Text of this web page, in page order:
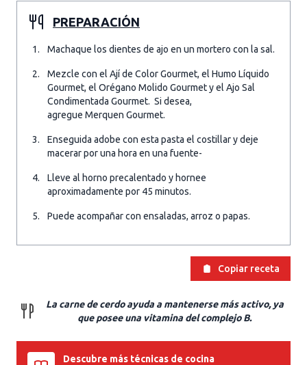
PREPARACIÓN
Machaque los dientes de ajo en un mortero con la sal.
Mezcle con el Ají de Color Gourmet, el Humo Líquido
Gourmet, el Orégano Molido Gourmet y el Ajo Sal
Condimentada Gourmet. Si desea,
agregue Merquen Gourmet.
Enseguida adobe con esta pasta el costillar y deje
macerar por una hora en una fuente-
Lleve al horno precalentado y hornee
aproximadamente por 45 minutos.
Puede acompañar con ensaladas, arroz o papas.
Copiar receta
La carne de cerdo ayuda a mantenerse más activo, ya
que posee una vitamina del complejo B.
Descubre más técnicas de cocina